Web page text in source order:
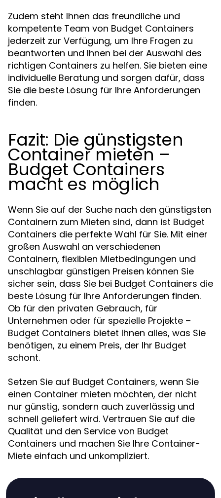
Zudem steht Ihnen das freundliche und
kompetente Team von Budget Containers
jederzeit zur Verfügung, um Ihre Fragen zu
beantworten und Ihnen bei der Auswahl des
richtigen Containers zu helfen. Sie bieten eine
individuelle Beratung und sorgen dafür, dass
Sie die beste Lösung für Ihre Anforderungen
finden.
Fazit: Die günstigsten
Container mieten –
Budget Containers
macht es möglich
Wenn Sie auf der Suche nach den günstigsten
Containern zum Mieten sind, dann ist Budget
Containers die perfekte Wahl für Sie. Mit einer
großen Auswahl an verschiedenen
Containern, flexiblen Mietbedingungen und
unschlagbar günstigen Preisen können Sie
sicher sein, dass Sie bei Budget Containers die
beste Lösung für Ihre Anforderungen finden.
Ob für den privaten Gebrauch, für
Unternehmen oder für spezielle Projekte –
Budget Containers bietet Ihnen alles, was Sie
benötigen, zu einem Preis, der Ihr Budget
schont.
Setzen Sie auf Budget Containers, wenn Sie
einen Container mieten möchten, der nicht
nur günstig, sondern auch zuverlässig und
schnell geliefert wird. Vertrauen Sie auf die
Qualität und den Service von Budget
Containers und machen Sie Ihre Container-
Miete einfach und unkompliziert.